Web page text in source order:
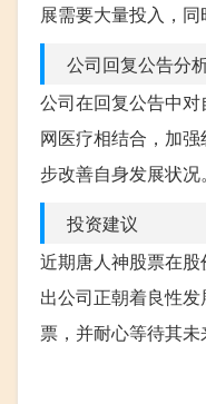
展需要大量投入，
公司回复公告分
公司在回复公告中
网医疗相结合，加
步改善自身发展状况。
投资建议
近期唐人神股票在
出公司正朝着良性
票，并耐心等待其未